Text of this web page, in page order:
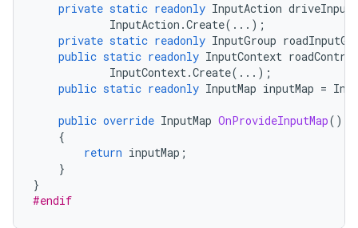
private static readonly InputAction
InputAction .Create(...);
private static readonly InputGroup
public static readonly InputContext
InputContext.Create(...);
public static readonly InputMap inputMap =
public override InputMap OnProvideInputMap()
{
return inputMap ;
}
}
#endif